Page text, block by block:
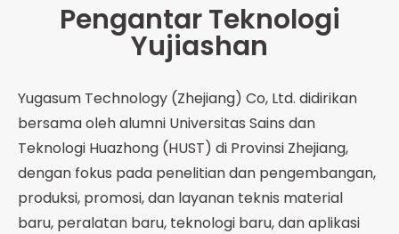
Pengantar Teknologi
Yujiashan
Yugasum Technology (Zhejiang) Co, Ltd. didirikan
bersama oleh alumni Universitas Sains dan
Teknologi Huazhong (HUST) di Provinsi Zhejiang,
dengan fokus pada penelitian dan pengembangan,
produksi, promosi, dan layanan teknis material
baru, peralatan baru, teknologi baru, dan aplikasi